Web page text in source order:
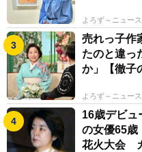
よろず～ニュー
売れっ子作
たのと違っ
か」【徹子
よろず～ニュー
16歳デビュ
の女優65
花火大会